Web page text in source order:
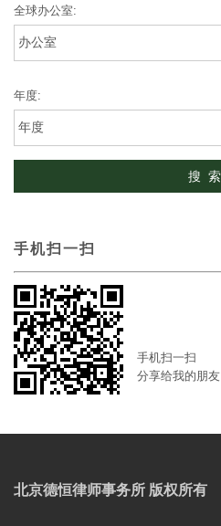
全球办公室:
年度:
手机扫一扫
手机扫一扫
分享给我的朋友
北京德恒律师事务所 版权所有